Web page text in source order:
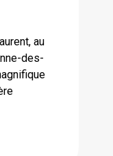
au
des-